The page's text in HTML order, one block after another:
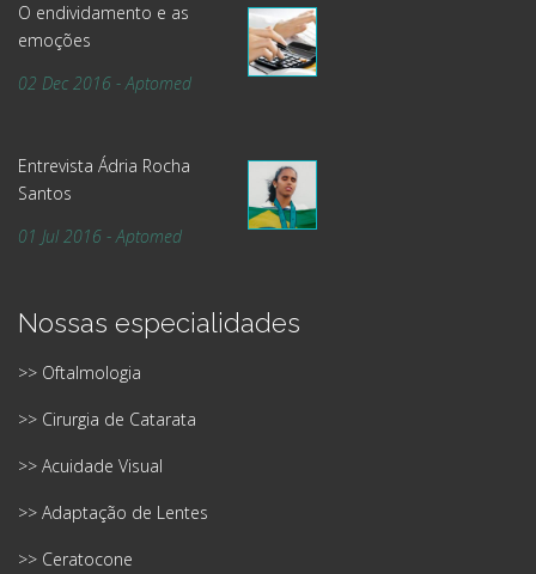
O endividamento e as
emoções
02 Dec 2016 - Aptomed
Entrevista Ádria Rocha
Santos
01 Jul 2016 - Aptomed
Nossas especialidades
>> Oftalmologia
>> Cirurgia de Catarata
>> Acuidade Visual
>> Adaptação de Lentes
>> Ceratocone